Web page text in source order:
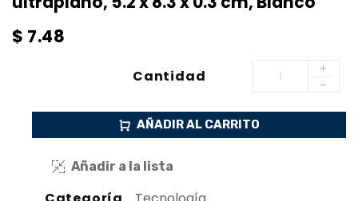
$ 7.48
Cantidad
AÑADIR AL CARRITO
Añadir a la lista